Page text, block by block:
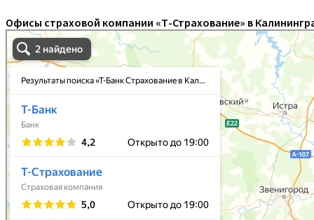
Офисы страховой компании «Т-Страхование» в